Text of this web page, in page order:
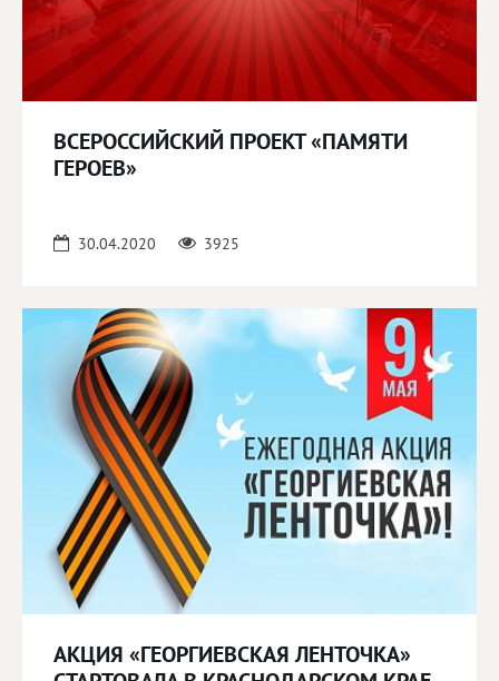
ВСЕРОССИЙСКИЙ ПРОЕКТ «ПАМЯТИ
ГЕРОЕВ»
30.04.2020 3925
АКЦИЯ «ГЕОРГИЕВСКАЯ ЛЕНТОЧКА»